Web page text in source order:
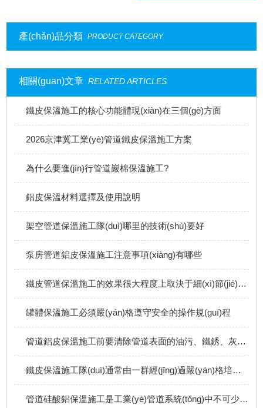
產(chǎn)品分類 PRODUCT CATEGORY
相關(guān)文章 RELATED ARTICLES
鐵皮保溫施工的核心功能體現(xiàn)在三個(gè)方面
2026京津冀工業(yè)管道鐵皮保溫施工方案
為什么要進(jìn)行管道巖棉保溫施工?
鋁皮保溫材料選擇及使用說明
架空管道保溫施工隊(duì)哪里的技術(shù)要好
泵房管道鋁皮保溫施工注意事項(xiàng)有哪些
鐵皮管道保溫施工的效果很大程度上取決于細(xì)節(jié)處理
罐體保溫施工必須嚴(yán)格遵守安全的操作規(guī)程
管道鋁皮保溫施工前要清除管道表面的油污、鐵銹、灰塵等雜物
鐵皮保溫施工隊(duì)通常由一群經(jīng)過嚴(yán)格培訓(xùn)的專業(yè)人員組成
管道硅酸鋁保溫施工是工業(yè)管道系統(tǒng)中不可少的一環(huán)